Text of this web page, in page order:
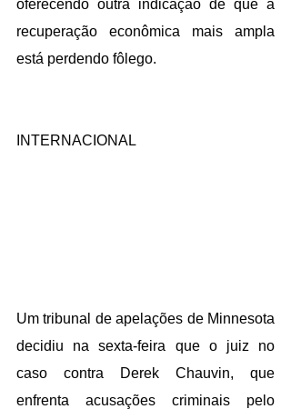
oferecendo outra indicação de que a
recuperação econômica mais ampla
está perdendo fôlego.
INTERNACIONAL
Um tribunal de apelações de Minnesota
decidiu na sexta-feira que o juiz no
caso contra Derek Chauvin, que
enfrenta acusações criminais pelo